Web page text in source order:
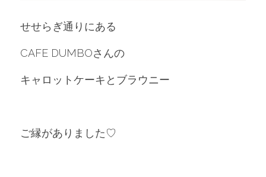
せせらぎ通りにある
CAFE DUMBOさんの
キャロットケーキとブラウニー
ご縁がありました♡